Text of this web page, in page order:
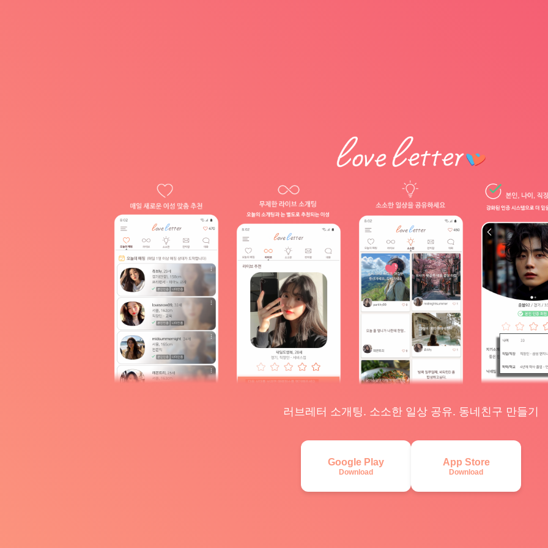
러브레터 소개팅. 소소한 일상 공유. 동네친구 만들기
Google Play
Download
App Store
Download